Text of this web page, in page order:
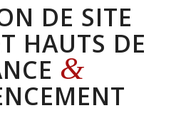
DE SITE
HAUTS DE
&